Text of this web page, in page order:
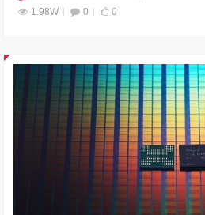
1.98W
0 0